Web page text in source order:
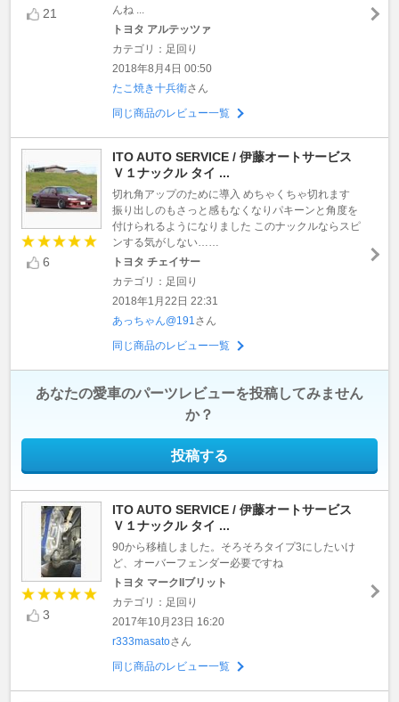
21
んね ...
トヨタ アルテッツァ
カテゴリ：足回り
2018年8月4日 00:50
たこ焼き十兵衛さん
同じ商品のレビュー一覧
6
ITO AUTO SERVICE / 伊藤オートサービス
Ｖ１ナックル タイ ...
切れ角アップのために導入 めちゃくちゃ切れます
振り出しのもさっと感もなくなりパキーンと角度を
付けられるようになりました このナックルならスピ
ンする気がしない……
トヨタ チェイサー
カテゴリ：足回り
2018年1月22日 22:31
あっちゃん@191さん
同じ商品のレビュー一覧
あなたの愛車のパーツレビューを投稿してみません
か？
投稿する
3
ITO AUTO SERVICE / 伊藤オートサービス
Ｖ１ナックル タイ ...
90から移植しました。そろそろタイプ3にしたいけ
ど、オーバーフェンダー必要ですね
トヨタ マークIIブリット
カテゴリ：足回り
2017年10月23日 16:20
r333masatoさん
同じ商品のレビュー一覧